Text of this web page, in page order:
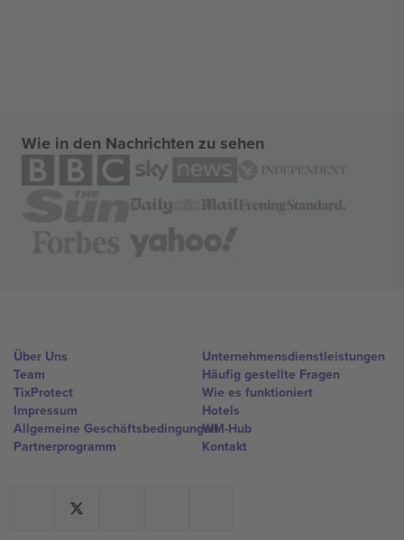
Wie in den Nachrichten zu sehen
Über Uns
Team
TixProtect
Impressum
Allgemeine Geschäftsbedingungen
Partnerprogramm
Unternehmensdienstleistungen
Häufig gestellte Fragen
Wie es funktioniert
Hotels
WM-Hub
Kontakt